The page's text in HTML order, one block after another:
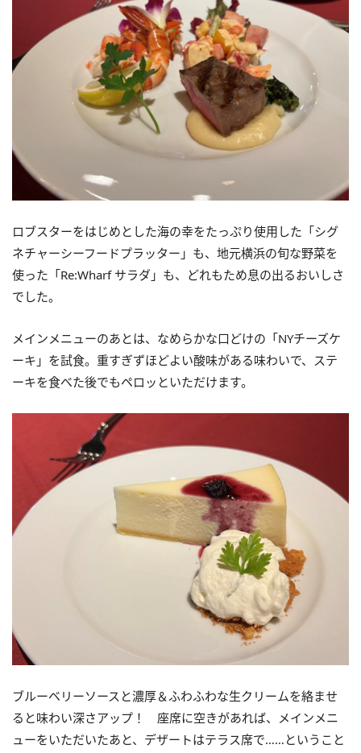
ロブスターをはじめとした海の幸をたっぷり使用した「シグ
ネチャーシーフードプラッター」も、地元横浜の旬な野菜を
使った「Re:Wharf サラダ」も、どれもため息の出るおいしさ
でした。
メインメニューのあとは、なめらかな口どけの「NYチーズケ
ーキ」を試食。重すぎずほどよい酸味がある味わいで、ステ
ーキを食べた後でもペロッといただけます。
ブルーベリーソースと濃厚＆ふわふわな生クリームを絡ませ
ると味わい深さアップ！ 座席に空きがあれば、メインメニ
ューをいただいたあと、デザートはテラス席で……ということ